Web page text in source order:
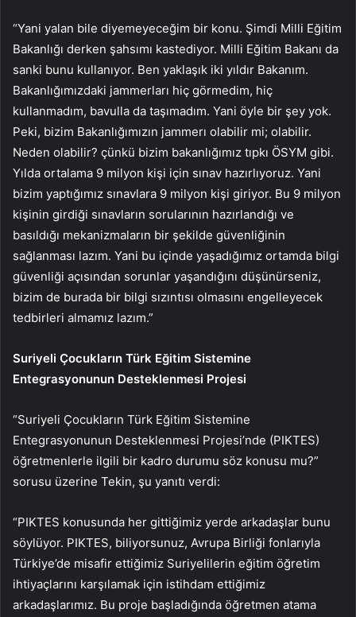
“Yani yalan bile diyemeyeceğim bir konu. Şimdi Milli Eğitim
Bakanlığı derken şahsımı kastediyor. Milli Eğitim Bakanı da
sanki bunu kullanıyor. Ben yaklaşık iki yıldır Bakanım.
Bakanlığımızdaki jammerları hiç görmedim, hiç
kullanmadım, bavulla da taşımadım. Yani öyle bir şey yok.
Peki, bizim Bakanlığımızın jammerı olabilir mi; olabilir.
Neden olabilir? çünkü bizim bakanlığımız tıpkı ÖSYM gibi.
Yılda ortalama 9 milyon kişi için sınav hazırlıyoruz. Yani
bizim yaptığımız sınavlara 9 milyon kişi giriyor. Bu 9 milyon
kişinin girdiği sınavların sorularının hazırlandığı ve
basıldığı mekanizmaların bir şekilde güvenliğinin
sağlanması lazım. Yani bu içinde yaşadığımız ortamda bilgi
güvenliği açısından sorunlar yaşandığını düşünürseniz,
bizim de burada bir bilgi sızıntısı olmasını engelleyecek
tedbirleri almamız lazım.”
Suriyeli Çocukların Türk Eğitim Sistemine
Entegrasyonunun Desteklenmesi Projesi
“Suriyeli Çocukların Türk Eğitim Sistemine
Entegrasyonunun Desteklenmesi Projesi’nde (PIKTES)
öğretmenlerle ilgili bir kadro durumu söz konusu mu?”
sorusu üzerine Tekin, şu yanıtı verdi:
“PIKTES konusunda her gittiğimiz yerde arkadaşlar bunu
söylüyor. PIKTES, biliyorsunuz, Avrupa Birliği fonlarıyla
Türkiye’de misafir ettiğimiz Suriyelilerin eğitim öğretim
ihtiyaçlarını karşılamak için istihdam ettiğimiz
arkadaşlarımız. Bu proje başladığında öğretmen atama